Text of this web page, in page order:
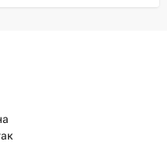
украли два
какая будет
ульяновские